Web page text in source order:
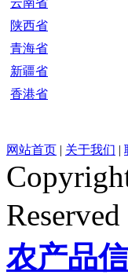
陕西省
青海省
新疆省
香港省
网站首页 | 关于我们 |
农产品